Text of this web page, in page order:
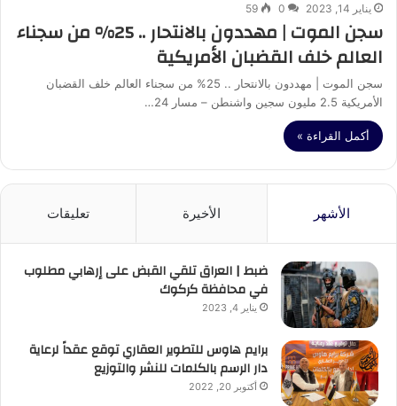
يناير 14, 2023 0
59
سجن الموت | مهددون بالانتحار .. 25% من سجناء
العالم خلف القضبان الأمريكية
سجن الموت | مهددون بالانتحار .. 25% من سجناء العالم خلف القضبان
الأمريكية 2.5 مليون سجين واشنطن – مسار 24…
أكمل القراءة »
الأشهر الأخيرة تعليقات
ضبط | العراق تلقي القبض على إرهابي مطلوب
في محافظة كركوك
يناير 4, 2023
برايم هاوس للتطوير العقاري توقع عقداً لرعاية
دار الرسم بالكلمات للنشر والتوزيع
أكتوبر 20, 2022